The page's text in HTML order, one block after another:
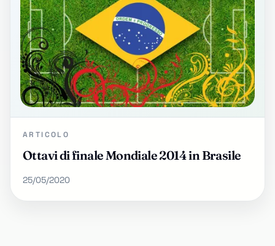
ARTICOLO
Ottavi di finale Mondiale 2014 in Brasile
25/05/2020